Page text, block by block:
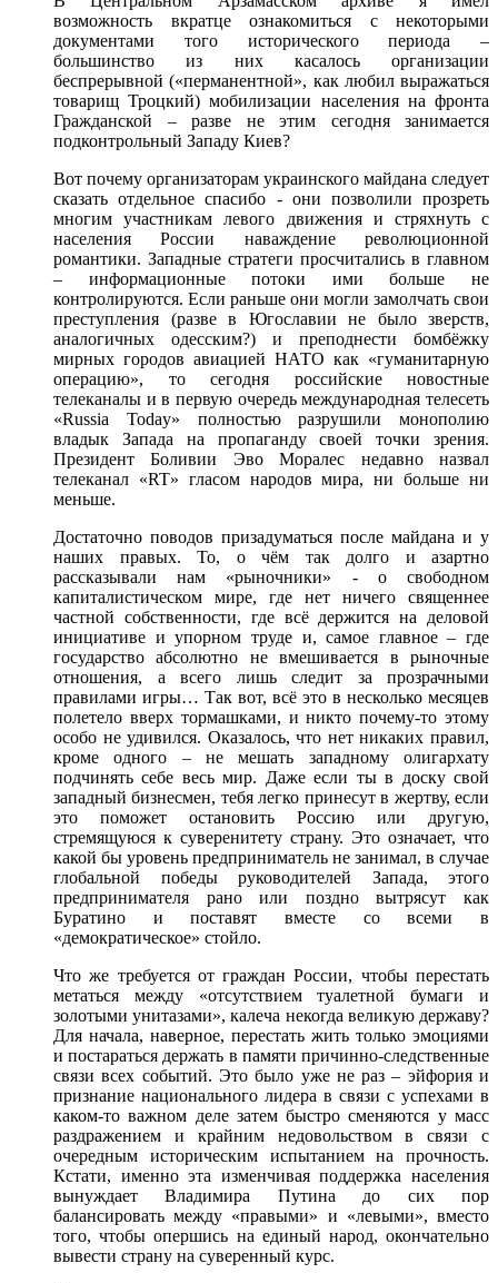
возможность вкратце ознакомиться с некоторыми
документами того исторического периода –
большинство из них касалось организации
беспрерывной («перманентной», как любил выражаться
товарищ Троцкий) мобилизации населения на фронта
Гражданской – разве не этим сегодня занимается
подконтрольный Западу Киев?
Вот почему организаторам украинского майдана следует
сказать отдельное спасибо - они позволили прозреть
многим участникам левого движения и стряхнуть с
населения России наваждение революционной
романтики. Западные стратеги просчитались в главном
– информационные потоки ими больше не
контролируются. Если раньше они могли замолчать свои
преступления (разве в Югославии не было зверств,
аналогичных одесским?) и преподнести бомбёжку
мирных городов авиацией НАТО как «гуманитарную
операцию», то сегодня российские новостные
телеканалы и в первую очередь международная телесеть
«Russia Today» полностью разрушили монополию
владык Запада на пропаганду своей точки зрения.
Президент Боливии Эво Моралес недавно назвал
телеканал «RT» гласом народов мира, ни больше ни
меньше.
Достаточно поводов призадуматься после майдана и у
наших правых. То, о чём так долго и азартно
рассказывали нам «рыночники» - о свободном
капиталистическом мире, где нет ничего священнее
частной собственности, где всё держится на деловой
инициативе и упорном труде и, самое главное – где
государство абсолютно не вмешивается в рыночные
отношения, а всего лишь следит за прозрачными
правилами игры… Так вот, всё это в несколько месяцев
полетело вверх тормашками, и никто почему-то этому
особо не удивился. Оказалось, что нет никаких правил,
кроме одного – не мешать западному олигархату
подчинять себе весь мир. Даже если ты в доску свой
западный бизнесмен, тебя легко принесут в жертву, если
это поможет остановить Россию или другую,
стремящуюся к суверенитету страну. Это означает, что
какой бы уровень предприниматель не занимал, в случае
глобальной победы руководителей Запада, этого
предпринимателя рано или поздно вытрясут как
Буратино и поставят вместе со всеми в
«демократическое» стойло.
Что же требуется от граждан России, чтобы перестать
метаться между «отсутствием туалетной бумаги и
золотыми унитазами», калеча некогда великую державу?
Для начала, наверное, перестать жить только эмоциями
и постараться держать в памяти причинно-следственные
связи всех событий. Это было уже не раз – эйфория и
признание национального лидера в связи с успехами в
каком-то важном деле затем быстро сменяются у масс
раздражением и крайним недовольством в связи с
очередным историческим испытанием на прочность.
Кстати, именно эта изменчивая поддержка населения
вынуждает Владимира Путина до сих пор
балансировать между «правыми» и «левыми», вместо
того, чтобы опершись на единый народ, окончательно
вывести страну на суверенный курс.